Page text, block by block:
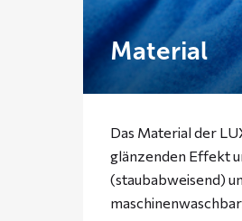
Material
Das Material der
glänzenden Effekt
(staubabweisend)